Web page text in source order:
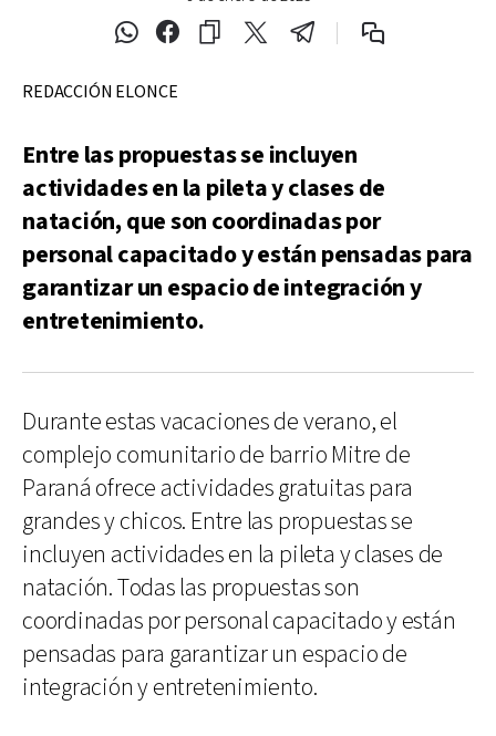
REDACCIÓN ELONCE
Entre las propuestas se incluyen
actividades en la pileta y clases de
natación, que son coordinadas por
personal capacitado y están pensadas para
garantizar un espacio de integración y
entretenimiento.
Durante estas vacaciones de verano, el
complejo comunitario de barrio Mitre de
Paraná ofrece actividades gratuitas para
grandes y chicos. Entre las propuestas se
incluyen actividades en la pileta y clases de
natación. Todas las propuestas son
coordinadas por personal capacitado y están
pensadas para garantizar un espacio de
integración y entretenimiento.